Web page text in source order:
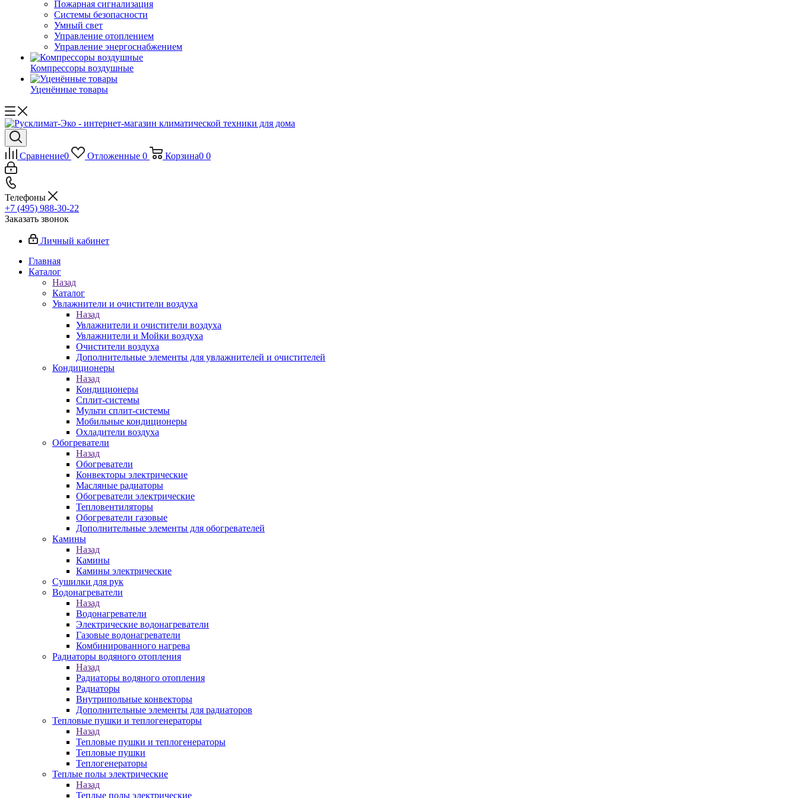
Пожарная сигнализация
Системы безопасности
Умный свет
Управление отоплением
Управление энергоснабжением
Компрессоры воздушные
Уценённые товары
Сравнение0 Отложенные 0 Корзина0 0
Телефоны
+7 (495) 988-30-22
Заказать звонок
Личный кабинет
Главная
Каталог
Назад
Каталог
Увлажнители и очистители воздуха
Назад
Увлажнители и очистители воздуха
Увлажнители и Мойки воздуха
Очистители воздуха
Дополнительные элементы для увлажнителей и очистителей
Кондиционеры
Назад
Кондиционеры
Сплит-системы
Мульти сплит-системы
Мобильные кондиционеры
Охладители воздуха
Обогреватели
Назад
Обогреватели
Конвекторы электрические
Масляные радиаторы
Обогреватели электрические
Тепловентиляторы
Обогреватели газовые
Дополнительные элементы для обогревателей
Камины
Назад
Камины
Камины электрические
Сушилки для рук
Водонагреватели
Назад
Водонагреватели
Электрические водонагреватели
Газовые водонагреватели
Комбинированного нагрева
Радиаторы водяного отопления
Назад
Радиаторы водяного отопления
Радиаторы
Внутрипольные конвекторы
Дополнительные элементы для радиаторов
Тепловые пушки и теплогенераторы
Назад
Тепловые пушки и теплогенераторы
Тепловые пушки
Теплогенераторы
Теплые полы электрические
Назад
Теплые полы электрические